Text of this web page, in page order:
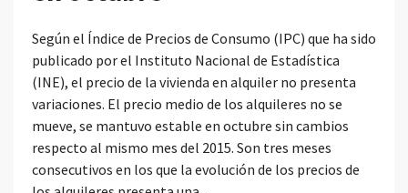
Según el Índice de Precios de Consumo (IPC) que ha sido
publicado por el Instituto Nacional de Estadística
(INE), el precio de la vivienda en alquiler no presenta
variaciones. El precio medio de los alquileres no se
mueve, se mantuvo estable en octubre sin cambios
respecto al mismo mes del 2015. Son tres meses
consecutivos en los que la evolución de los precios de